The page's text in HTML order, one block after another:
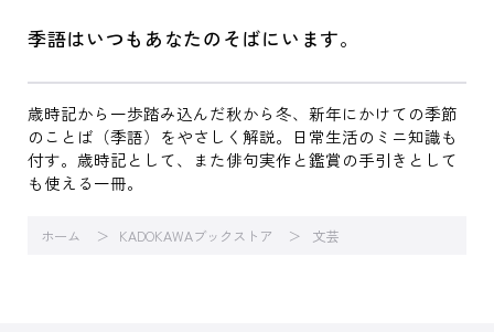
季語はいつもあなたのそばにいます。
歳時記から一歩踏み込んだ秋から冬、新年にかけての季節
のことば（季語）をやさしく解説。日常生活のミニ知識も
付す。歳時記として、また俳句実作と鑑賞の手引きとして
も使える一冊。
ホーム KADOKAWAブックストア 文芸